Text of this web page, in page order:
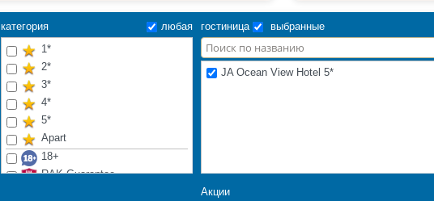
категория
любая
1*
2*
3*
4*
5*
Apart
18+
RAK Guarantee
гостиница выбранные
JA Ocean View Hotel 5*
Акции